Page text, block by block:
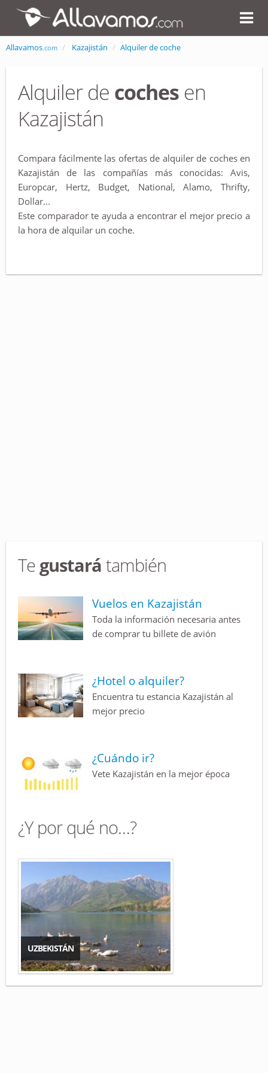
Allavamos.com Kazajistán Alquiler de coche
Alquiler de coches en
Kazajistán
Compara fácilmente las ofertas de alquiler de coches en
Kazajistán de las compañías más conocidas: Avis,
Europcar, Hertz, Budget, National, Alamo, Thrifty,
Dollar...
Este comparador te ayuda a encontrar el mejor precio a
la hora de alquilar un coche.
Te gustará también
Vuelos en Kazajistán
Toda la información necesaria antes
de comprar tu billete de avión
¿Hotel o alquiler?
Encuentra tu estancia Kazajistán al
mejor precio
¿Cuándo ir?
Vete Kazajistán en la mejor época
¿Y por qué no…?
UZBEKISTÁN